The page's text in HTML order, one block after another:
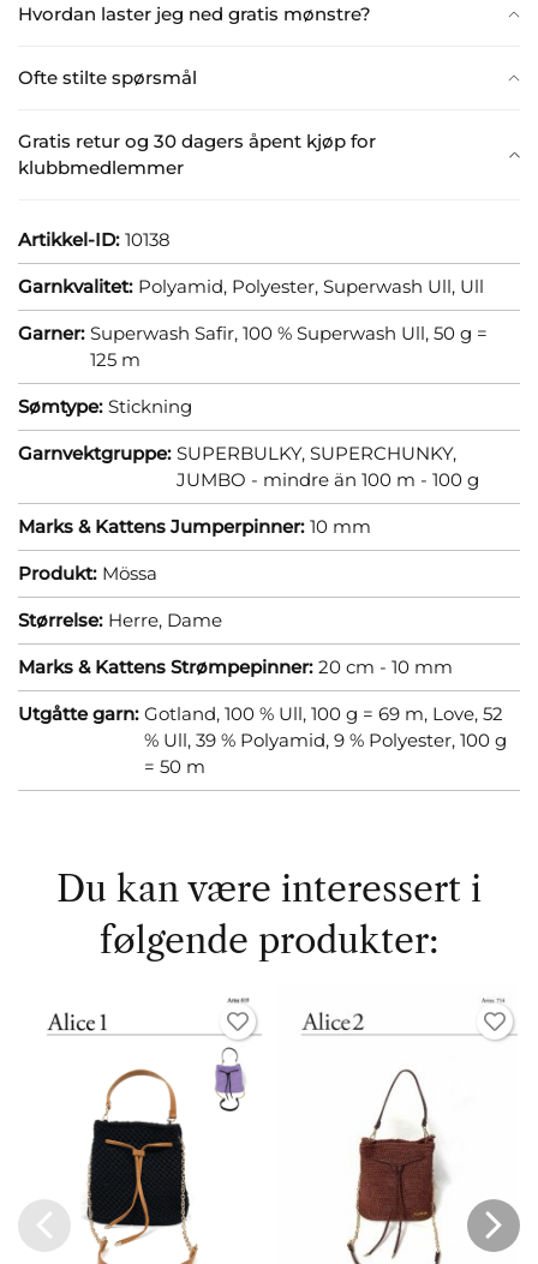
Hvordan laster jeg ned gratis mønstre?
Ofte stilte spørsmål
Gratis retur og 30 dagers åpent kjøp for
klubbmedlemmer
Artikkel-ID: 10138
Garnkvalitet: Polyamid, Polyester, Superwash Ull, Ull
Garner: Superwash Safir, 100 % Superwash Ull, 50 g =
125 m
Sømtype: Stickning
Garnvektgruppe: SUPERBULKY, SUPERCHUNKY,
JUMBO - mindre än 100 m - 100 g
Marks & Kattens Jumperpinner: 10 mm
Produkt: Mössa
Størrelse: Herre, Dame
Marks & Kattens Strømpepinner: 20 cm - 10 mm
Utgåtte garn: Gotland, 100 % Ull, 100 g = 69 m, Love, 52
% Ull, 39 % Polyamid, 9 % Polyester, 100 g
= 50 m
Du kan være interessert i
følgende produkter: